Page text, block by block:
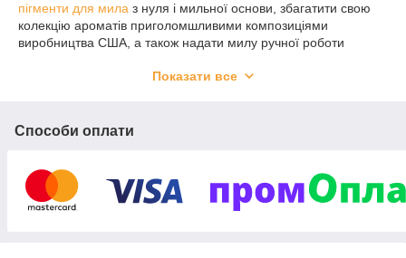
пігменти для мила з нуля і мильної основи, збагатити свою
колекцію ароматів приголомшливими композиціями
виробництва США, а також надати милу ручної роботи
косметичних ароматизаторів
Bramble Berry
ароматизаторів виробництва України
Франції (
Floressence) для мила і свічок ручної роботи. Також
ми співпрацюємо з постачальниками якісної і оригінальною
Показати все
Способи оплати